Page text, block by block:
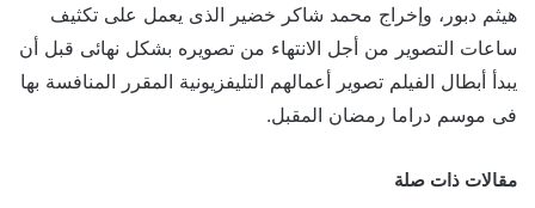
هيثم دبور، وإخراج محمد شاكر خضير الذى يعمل على تكثيف
ساعات التصوير من أجل الانتهاء من تصويره بشكل نهائى قبل أن
يبدأ أبطال الفيلم تصوير أعمالهم التليفزيونية المقرر المنافسة بها
فى موسم دراما رمضان المقبل.
مقالات ذات صلة